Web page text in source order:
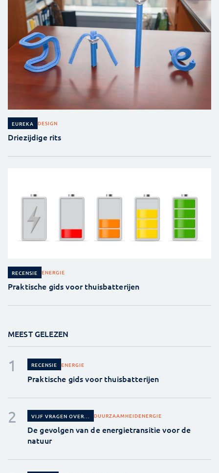
EUREKA DESIGN
Driezijdige rits
RECENSIE ENERGIE
Praktische gids voor thuisbatterijen
MEEST GELEZEN
RECENSIE ENERGIE
Praktische gids voor thuisbatterijen
VIJF VRAGEN OVER... DUURZAAMHEIDENERGIE
De gevolgen van de energietransitie voor de
natuur